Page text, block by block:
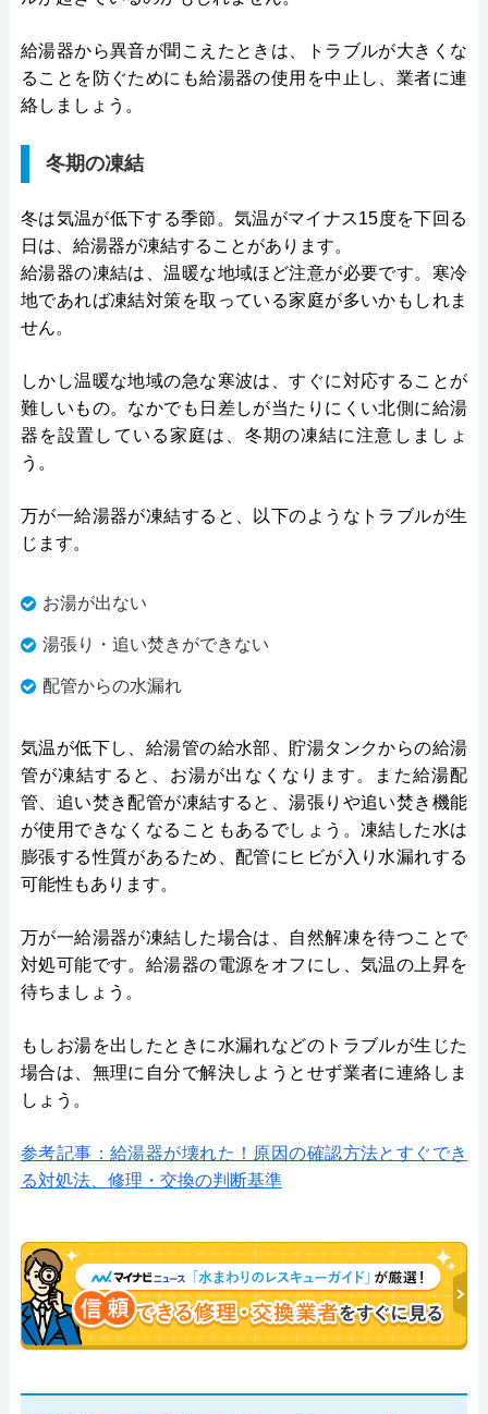
給湯器から異音が聞こえたときは、トラブルが大きくな
ることを防ぐためにも給湯器の使用を中止し、業者に連
絡しましょう。
冬期の凍結
冬は気温が低下する季節。気温がマイナス15度を下回る
日は、給湯器が凍結することがあります。
給湯器の凍結は、温暖な地域ほど注意が必要です。寒冷
地であれば凍結対策を取っている家庭が多いかもしれま
せん。
しかし温暖な地域の急な寒波は、すぐに対応することが
難しいもの。なかでも日差しが当たりにくい北側に給湯
器を設置している家庭は、冬期の凍結に注意しましょ
う。
万が一給湯器が凍結すると、以下のようなトラブルが生
じます。
お湯が出ない
湯張り・追い焚きができない
配管からの水漏れ
気温が低下し、給湯管の給水部、貯湯タンクからの給湯
管が凍結すると、お湯が出なくなります。また給湯配
管、追い焚き配管が凍結すると、湯張りや追い焚き機能
が使用できなくなることもあるでしょう。凍結した水は
膨張する性質があるため、配管にヒビが入り水漏れする
可能性もあります。
万が一給湯器が凍結した場合は、自然解凍を待つことで
対処可能です。給湯器の電源をオフにし、気温の上昇を
待ちましょう。
もしお湯を出したときに水漏れなどのトラブルが生じた
場合は、無理に自分で解決しようとせず業者に連絡しま
しょう。
参考記事：給湯器が壊れた！原因の確認方法とすぐでき
る対処法、修理・交換の判断基準